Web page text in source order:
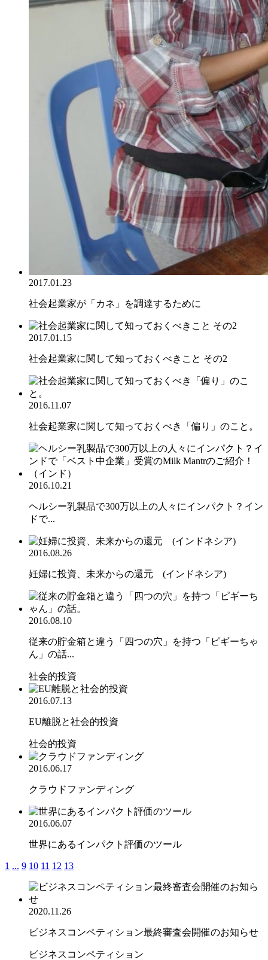
2017.01.23
社会起業家が「カネ」を調達するために
2017.01.15
社会起業家に関して知っておくべきこと その2
2016.11.07
社会起業家に関して知っておくべき「偏り」のこと。
2016.10.21
ヘルシー乳製品で300万以上の人々にインパクト？イン
ドで...
2016.08.26
妊婦に投資、未来からの還元 (インドネシア)
2016.08.10
従来の貯金箱と違う「四つの穴」を持つ「ピギーちゃ
ん」の話...
社会的投資
2016.07.13
EU離脱と社会的投資
社会的投資
2016.06.17
クラウドファンディング
2016.06.07
世界にあるインパクト評価のツール
1 ... 9 10 11 12 13
2020.11.26
ビジネスコンペティション最終審査会開催のお知らせ
ビジネスコンペティション